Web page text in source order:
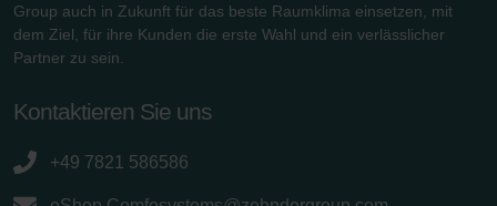
Group auch in Zukunft für das beste Raumklima einsetzen, mit
dem Ziel, für ihre Kunden die erste Wahl und ein verlässlicher
Partner zu sein.
Kontaktieren Sie uns
+49 7821 586586